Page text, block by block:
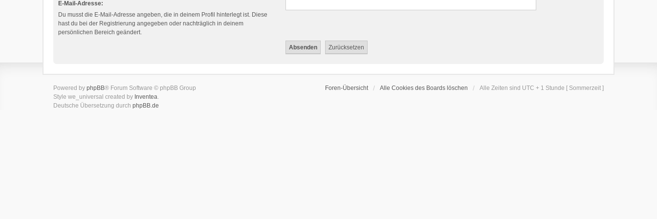
E-Mail-Adresse:
Du musst die E-Mail-Adresse angeben, die in deinem Profil hinterlegt ist. Diese
hast du bei der Registrierung angegeben oder nachträglich in deinem
persönlichen Bereich geändert.
Foren-Übersicht Alle Cookies des Boards löschen Alle Zeiten sind UTC + 1 Stunde [ Sommerzeit ]
Powered by phpBB® Forum Software © phpBB Group
Style we_universal created by Inventea.
Deutsche Übersetzung durch phpBB.de